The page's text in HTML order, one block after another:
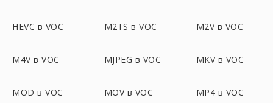
HEVC в VOC M2TS в VOC M2V в VOC
M4V в VOC MJPEG в VOC MKV в VOC
MOD в VOC MOV в VOC MP4 в VOC